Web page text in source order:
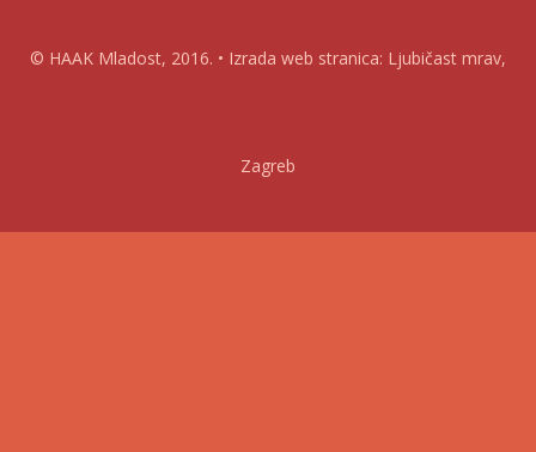
© HAAK Mladost, 2016. • Izrada web stranica: Ljubičast mrav,
Zagreb